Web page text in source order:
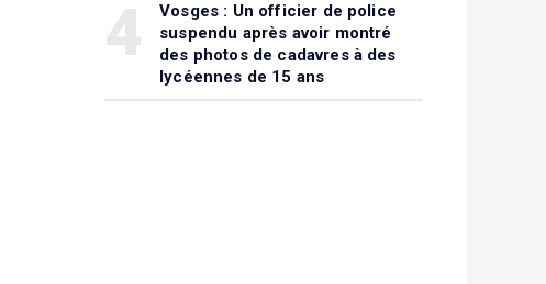
Vosges : Un officier de police
suspendu après avoir montré
des photos de cadavres à des
lycéennes de 15 ans